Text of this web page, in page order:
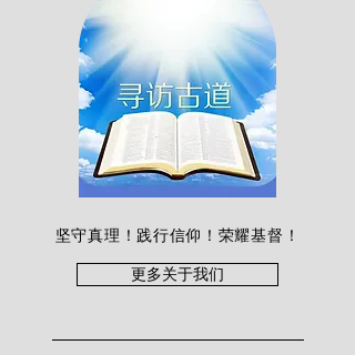
坚守真理！践行信仰！荣耀基督！
更多关于我们